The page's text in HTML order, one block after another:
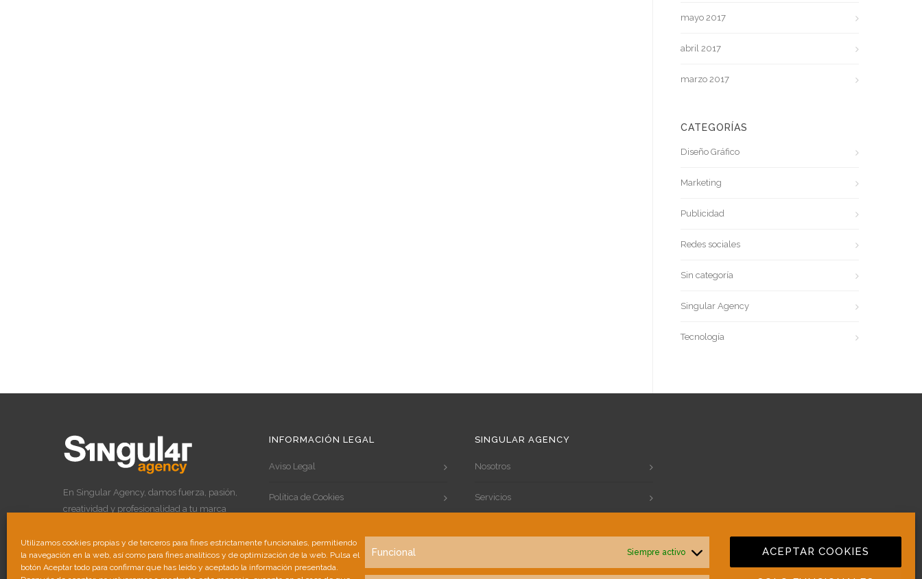
Utilizamos cookies propias y de terceros para fines estrictamente funcionales, permitiendo
la navegación en la web, así como para fines analíticos y de optimización de la web. Pulsa el
botón Aceptar todo para confirmar que has leído y aceptado la información presentada.
Funcional Siempre activo ACEPTAR COOKIES
mayo 2017
abril 2017
marzo 2017
CATEGORÍAS
Diseño Gráfico
Marketing
Publicidad
Redes sociales
Sin categoría
Singular Agency
Tecnología
En Singular Agency, damos fuerza, pasión,
creatividad y profesionalidad a tu marca
INFORMACIÓN LEGAL
Aviso Legal
Política de Cookies
SINGULAR AGENCY
Nosotros
Servicios